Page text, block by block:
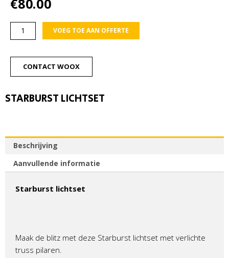
Starburst
lichtset
VOEG TOE AAN OFFERTE
CONTACT WOOX
STARBURST LICHTSET
Beschrijving
Aanvullende informatie
Starburst lichtset
Maak de blitz met deze Starburst lichtset met verlichte
truss pilaren.